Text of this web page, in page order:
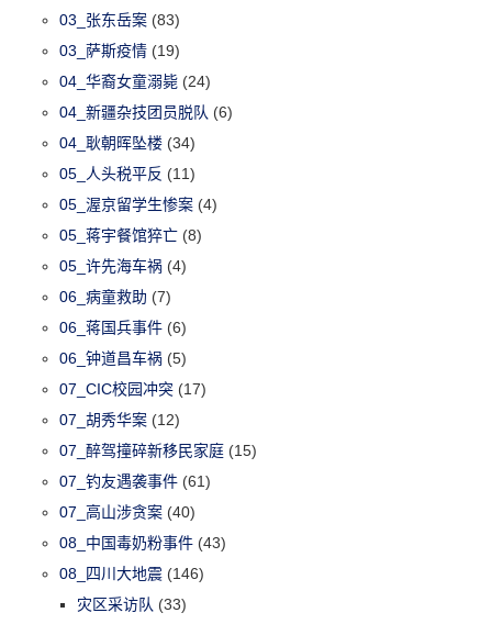
03_张东岳案 (83)
03_萨斯疫情 (19)
04_华裔女童溺毙 (24)
04_新疆杂技团员脱队 (6)
04_耿朝晖坠楼 (34)
05_人头税平反 (11)
05_渥京留学生惨案 (4)
05_蒋宇餐馆猝亡 (8)
05_许先海车祸 (4)
06_病童救助 (7)
06_蒋国兵事件 (6)
06_钟道昌车祸 (5)
07_CIC校园冲突 (17)
07_胡秀华案 (12)
07_醉驾撞碎新移民家庭 (15)
07_钓友遇袭事件 (61)
07_高山涉贪案 (40)
08_中国毒奶粉事件 (43)
08_四川大地震 (146)
灾区采访队 (33)